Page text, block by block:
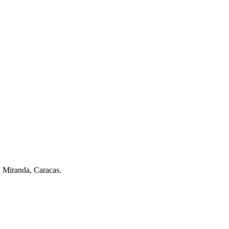
Caracas.